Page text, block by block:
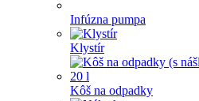
Infúzna pumpa
Klystír
Kôš na odpadky